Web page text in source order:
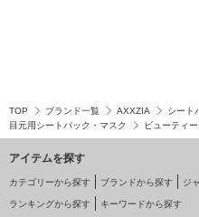
TOP ブランド一覧 AXXZIA
シート
目元用シートパック・マスク
ビューティ
アイテムを探す
カテゴリーから探す ブランドから探す ジ
ランキングから探す キーワードから探す